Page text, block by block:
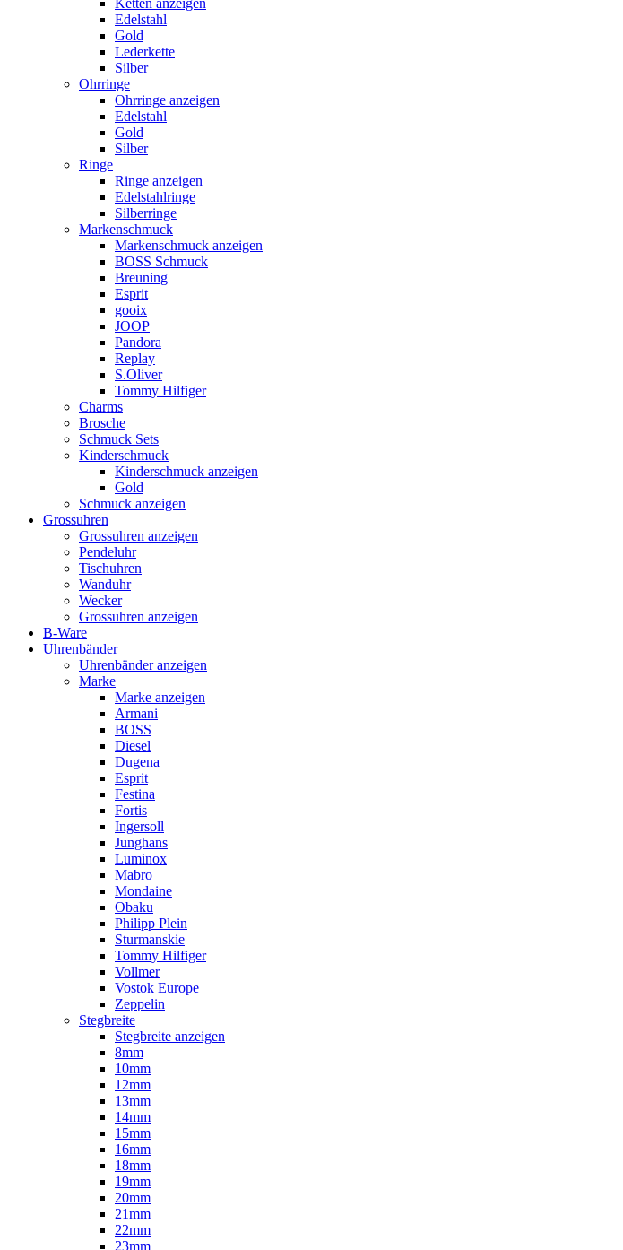
Ketten anzeigen
Edelstahl
Gold
Lederkette
Silber
Ohrringe
Ohrringe anzeigen
Edelstahl
Gold
Silber
Ringe
Ringe anzeigen
Edelstahlringe
Silberringe
Markenschmuck
Markenschmuck anzeigen
BOSS Schmuck
Breuning
Esprit
gooix
JOOP
Pandora
Replay
S.Oliver
Tommy Hilfiger
Charms
Brosche
Schmuck Sets
Kinderschmuck
Kinderschmuck anzeigen
Gold
Schmuck anzeigen
Grossuhren
Grossuhren anzeigen
Pendeluhr
Tischuhren
Wanduhr
Wecker
Grossuhren anzeigen
B-Ware
Uhrenbänder
Uhrenbänder anzeigen
Marke
Marke anzeigen
Armani
BOSS
Diesel
Dugena
Esprit
Festina
Fortis
Ingersoll
Junghans
Luminox
Mabro
Mondaine
Obaku
Philipp Plein
Sturmanskie
Tommy Hilfiger
Vollmer
Vostok Europe
Zeppelin
Stegbreite
Stegbreite anzeigen
8mm
10mm
12mm
13mm
14mm
15mm
16mm
18mm
19mm
20mm
21mm
22mm
23mm